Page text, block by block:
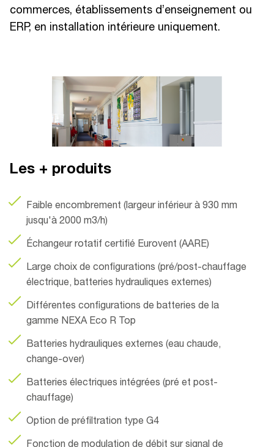
commerces, établissements d’enseignement ou
ERP, en installation intérieure uniquement.
Les + produits
Faible encombrement (largeur inférieur à 930 mm
jusqu'à 2000 m3/h)
Échangeur rotatif certifié Eurovent (AARE)
Large choix de configurations (pré/post-chauffage
électrique, batteries hydrauliques externes)
Différentes configurations de batteries de la
gamme NEXA Eco R Top
Batteries hydrauliques externes (eau chaude,
change-over)
Batteries électriques intégrées (pré et post-
chauffage)
Option de préfiltration type G4